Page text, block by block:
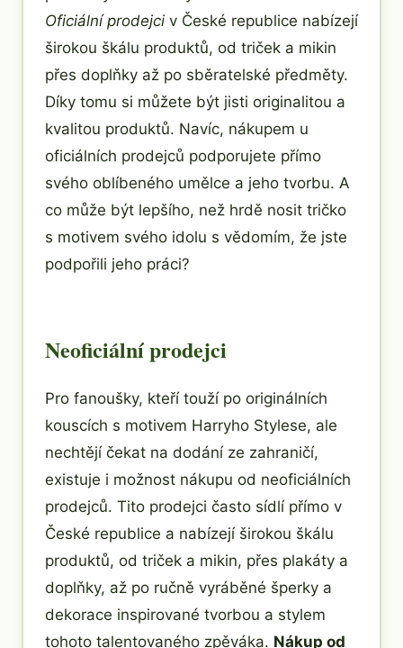
Oficiální prodejci v České republice nabízejí
širokou škálu produktů, od triček a mikin
přes doplňky až po sběratelské předměty.
Díky tomu si můžete být jisti originalitou a
kvalitou produktů. Navíc, nákupem u
oficiálních prodejců podporujete přímo
svého oblíbeného umělce a jeho tvorbu. A
co může být lepšího, než hrdě nosit tričko
s motivem svého idolu s vědomím, že jste
podpořili jeho práci?
Neoficiální prodejci
Pro fanoušky, kteří touží po originálních
kouscích s motivem Harryho Stylese, ale
nechtějí čekat na dodání ze zahraničí,
existuje i možnost nákupu od neoficiálních
prodejců. Tito prodejci často sídlí přímo v
České republice a nabízejí širokou škálu
produktů, od triček a mikin, přes plakáty a
doplňky, až po ručně vyráběné šperky a
dekorace inspirované tvorbou a stylem
tohoto talentovaného zpěváka. Nákup od